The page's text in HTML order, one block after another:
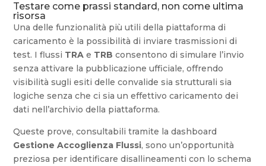
Testare come prassi standard, non come ultima
risorsa
Una delle funzionalità più utili della piattaforma di
caricamento è la possibilità di inviare trasmissioni di
test. I flussi TRA e TRB consentono di simulare l’invio
senza attivare la pubblicazione ufficiale, offrendo
visibilità sugli esiti delle convalide sia strutturali sia
logiche senza che ci sia un effettivo caricamento dei
dati nell’archivio della piattaforma.
Queste prove, consultabili tramite la dashboard
Gestione Accoglienza Flussi, sono un’opportunità
preziosa per identificare disallineamenti con lo schema